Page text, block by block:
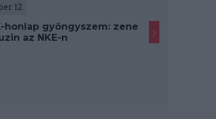
12.
honlap gyöngyszem: zene
az NKE-n